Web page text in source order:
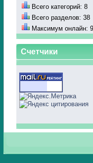
Всего категорий: 8
Всего разделов: 38
Максимум онлайн:
Счетчики